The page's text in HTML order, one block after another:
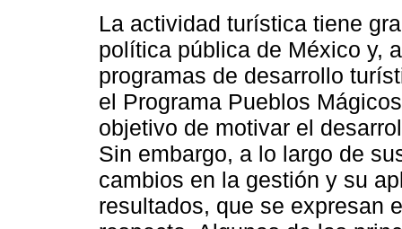
La actividad turística tiene
política pública de México y,
programas de desarrollo
el Programa Pueblos
objetivo de motivar el
Sin embargo, a lo largo de
cambios en la gestión y su
resultados, que se expresan